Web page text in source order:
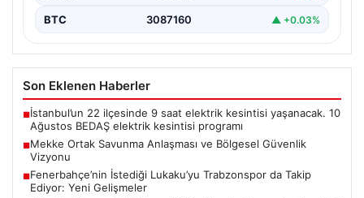
BTC 3087160 ▲ +0.03%
Son Eklenen Haberler
■İstanbul’un 22 ilçesinde 9 saat elektrik kesintisi yaşanacak. 10
Ağustos BEDAŞ elektrik kesintisi programı
■Mekke Ortak Savunma Anlaşması ve Bölgesel Güvenlik
Vizyonu
■Fenerbahçe’nin İstediği Lukaku’yu Trabzonspor da Takip
Ediyor: Yeni Gelişmeler